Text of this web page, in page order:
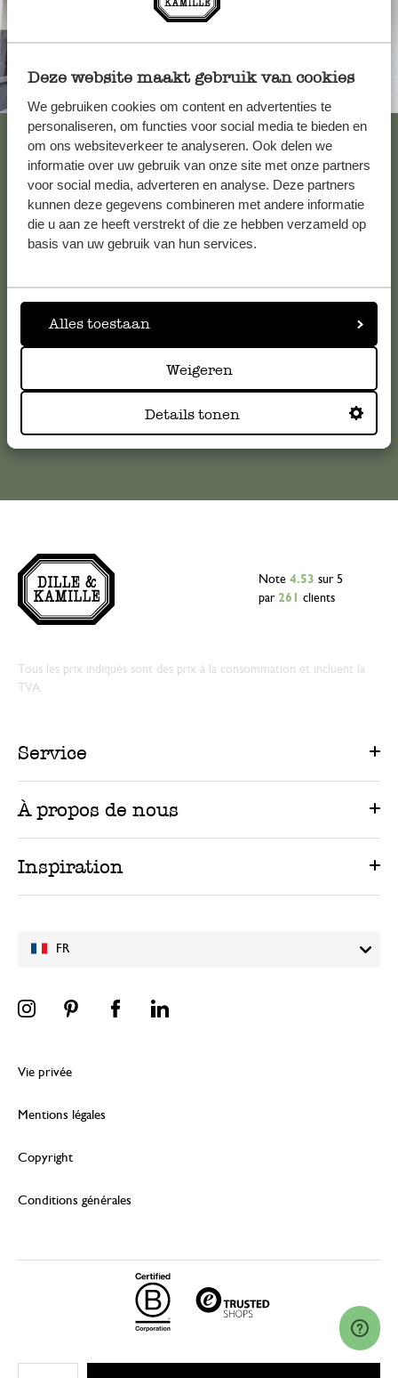
Deze website maakt gebruik van cookies
We gebruiken cookies om content en advertenties te
personaliseren, om functies voor social media te bieden en
om ons websiteverkeer te analyseren. Ook delen we
informatie over uw gebruik van onze site met onze partners
voor social media, adverteren en analyse. Deze partners
kunnen deze gegevens combineren met andere informatie
die u aan ze heeft verstrekt of die ze hebben verzameld op
basis van uw gebruik van hun services.
Alles toestaan
Weigeren
Details tonen
Toujours à proximité
Voir les 62 magasins
Service clientèle
nos réponses auxquestions les plus fréquemment posées.
serviceclientele@dille-kamille.com
FR
Note 4.53 sur 5
par 261 clients
Tous les prix indiqués sont des prix à la consommation et incluent la
TVA.
Service
À propos de nous
Inspiration
Vie privée
Mentions légales
Copyright
Conditions générales
© 2026 Dille & Kamille (Nederland) B.V.